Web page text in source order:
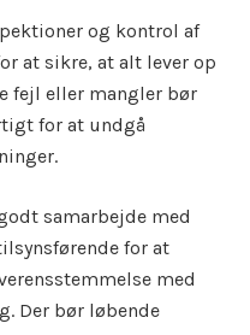
og kontrol af
at sikre, at alt lever op
fejl eller mangler bør
for at undgå
samarbejde med
for at
med
Der bør løbende